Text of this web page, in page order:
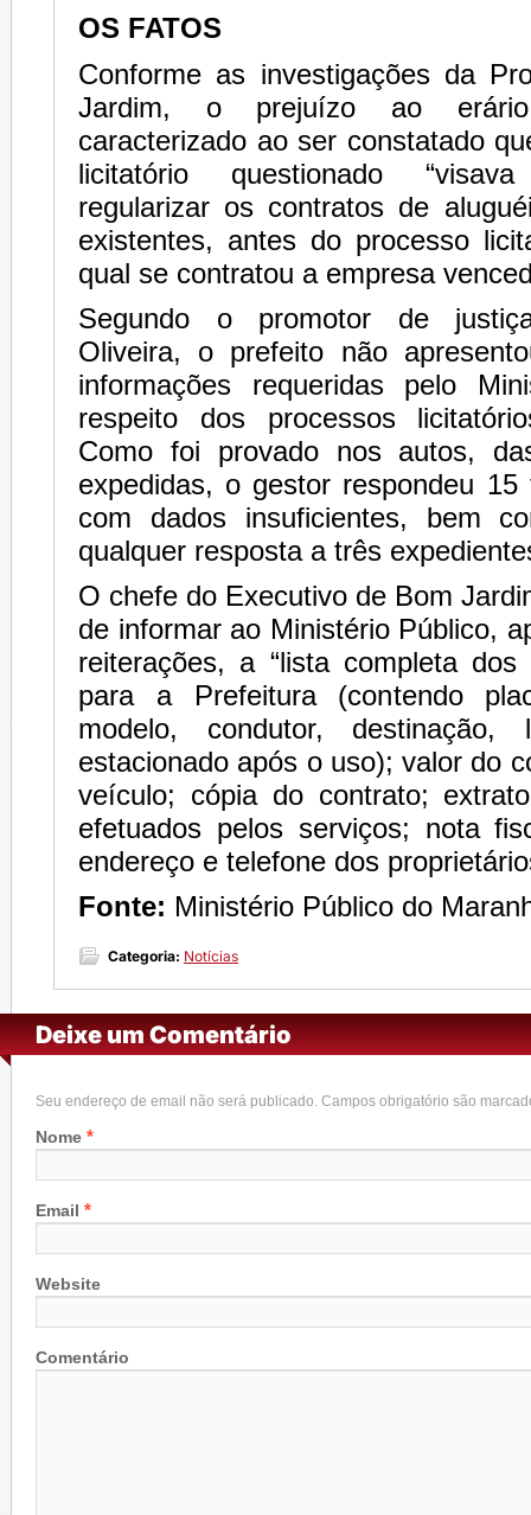
OS FATOS
Conforme as investigações da
Jardim, o prejuízo ao
caracterizado ao ser constatado
licitatório questionado
regularizar os contratos de
existentes, antes do processo
qual se contratou a empresa
Segundo o promotor de
Oliveira, o prefeito não
informações requeridas pelo
respeito dos processos
Como foi provado nos autos,
expedidas, o gestor respondeu
com dados insuficientes, bem
qualquer resposta a três
O chefe do Executivo de Bom
de informar ao Ministério Público,
reiterações, a “lista completa
para a Prefeitura (contendo
modelo, condutor,
estacionado após o uso); valor do
veículo; cópia do contrato;
efetuados pelos serviços; nota
endereço e telefone dos
Fonte: Ministério Público do
Categoria: Notícias
Deixe um Comentário
Seu endereço de email não será publicado. Campos obrigatório são
Nome *
Email *
Website
Comentário